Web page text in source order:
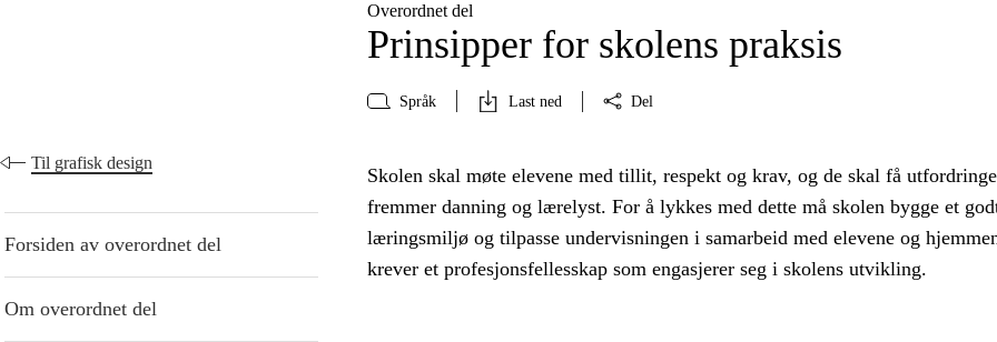
Overordnet del
Prinsipper for skolens praksis
Språk Last ned Del
Til grafisk design
Forsiden av overordnet del
Om overordnet del
Skolen skal møte elevene med tillit, respekt og krav, og de skal få
fremmer danning og lærelyst. For å lykkes med dette må skolen bygge et
læringsmiljø og tilpasse undervisningen i samarbeid med elevene og
krever et profesjonsfellesskap som engasjerer seg i skolens utvikling.